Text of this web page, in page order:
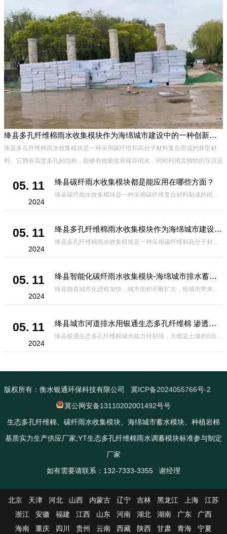
绛县多孔纤维棉雨水收集模块作为海绵城市建设中的一种创新材料
绛县多孔纤维棉雨水收集模块是一种采用碳纤维和高分子材料复合而成的新型材
料。它拥有高度多孔的结构，能够有效吸收和储存雨水，同时利用其独特的导流设
05. 11
2024
绛县碳纤雨水收集模块都是能应用在哪些方面？
绛县碳纤雨水收集模块是一种采用碳纤维复合材料制成的雨水收集装置，具有*、环保、可持续等诸多优点。这种模块的设计独特，结构轻巧且强度高，耐腐蚀，能够在各种环境条件下稳定运行。其广泛的应用领域不仅体现在城市规
05. 11
2024
绛县多孔纤维棉雨水收集模块作为海绵城市建设中的一种创新材料
绛县多孔纤维棉雨水收集模块是一种采用碳纤维和高分子材料复合而成的新型材料。它拥有高度多孔的结构，能够有效吸收和储存雨水，同时利用其独特的导流设计，将雨水迅速排出，有效防止城市内涝的发生。此外，该材料还具有
05. 11
2024
绛县智能化碳纤雨水收集模块-海绵城市排水蓄水系统的优选项
绛县随着城市化进程加快，城市面积不断扩大，给城市带来的问题也随之增加。其中之一就是水资源的短缺。雨水收集是一种解决城市水资源短缺的有效途径。在雨水收集技术中，智能化碳纤雨水收集模块的出现，为解决城市水资源
05. 11
2024
绛县城市河道排水用银通生态多孔纤维棉 渗透性好重量轻
绛县银通生态多孔纤维棉储水能力特别强，大概是土壤的6倍，所以在下暴雨或者是严重的雨雪天气时，能将降水量很好的吸收掉，到了天气晴朗之后又会将这些水分蒸发到空气中。这种材料在绿化环保上能起到很大的作用，能够大
版权所有：衡水银通环保科技有限公司
冀ICP备2024055766号-2
冀公网安备13110202001492号号
生态多孔纤维棉、碳纤雨水收集模块、海绵城市蓄水模块、种植岩棉
基质实力生产供应厂家;YT生态多孔纤维棉雨水调蓄模块标准参与制定
厂家
如有需要请联系：132-7333-3355 谢经理
北京 天津 河北 山西 内蒙古 辽宁 吉林 黑龙江 上海
江苏
浙江
安徽 福建 江西 山东 河南 湖北 湖南 广东
广西
海南
重庆 四川 贵州 云南 西藏 陕西 甘肃 青海 宁夏